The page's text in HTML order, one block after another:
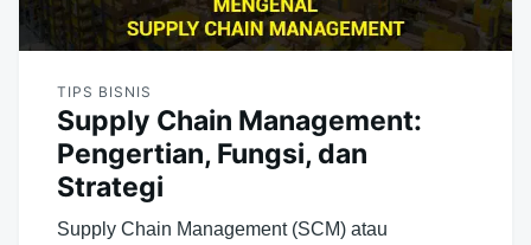
TIPS BISNIS
Supply Chain Management:
Pengertian, Fungsi, dan
Strategi
Supply Chain Management (SCM) atau